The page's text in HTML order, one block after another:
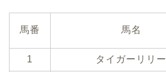
馬番 馬名
1 タイガーリリー